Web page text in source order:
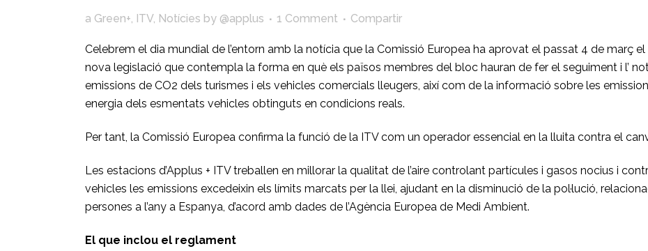
a Green+, ITV, Notícies by @applus 1 Comment Compartir
Celebrem el dia mundial de l’entorn amb la notícia que la Comissió Europea ha aprovat el passat 4 de març
nova legislació que contempla la forma en què els països membres del bloc hauran de fer el seguiment i l’
emissions de CO2 dels turismes i els vehicles comercials lleugers, així com de la informació sobre les
energia dels esmentats vehicles obtinguts en condicions reals.
Per tant, la Comissió Europea confirma la funció de la ITV com un operador essencial en la lluita contra el
Les estacions d’Applus + ITV treballen en millorar la qualitat de l’aire controlant partícules i gasos nocius i
vehicles les emissions excedeixin els límits marcats per la llei, ajudant en la disminució de la pol·lució,
persones a l’any a Espanya, d’acord amb dades de l’Agència Europea de Medi Ambient.
El que inclou el reglament